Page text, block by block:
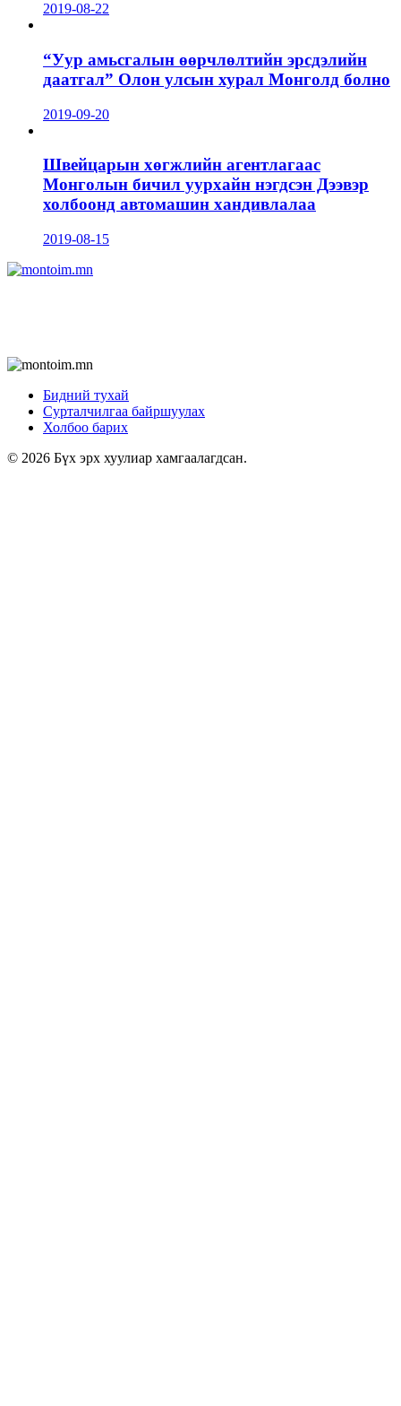
2019-08-22
“Уур амьсгалын өөрчлөлтийн эрсдэлийн
даатгал” Олон улсын хурал Монголд болно
2019-09-20
Швейцарын хөгжлийн агентлагаас
Монголын бичил уурхайн нэгдсэн Дээвэр
холбоонд автомашин хандивлалаа
2019-08-15
Бидний тухай
Сурталчилгаа байршуулах
Холбоо барих
© 2026 Бүх эрх хуулиар хамгаалагдсан.